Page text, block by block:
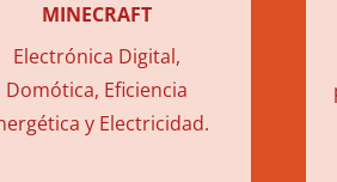
MINECRAFT
Electrónica Digital,
Domótica, Eficiencia
y Electricidad.